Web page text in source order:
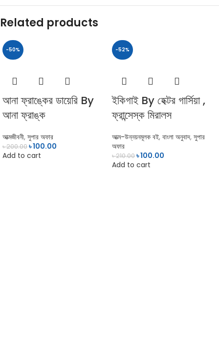
Related products
-50%
আনা ফ্রাঙ্কের ডায়েরি By
আনা ফ্রাঙ্ক
আত্মজীবনী, সুপার অফার
৳200.00৳100.00
Add to cart
-52%
ইকিগাই By হেক্টর গার্সিয়া ,
ফ্রান্সেস্ক মিরালস
আত্ম-উন্নয়নমূলক বই, বাংলা অনুবাদ, সুপার
অফার
৳210.00৳100.00
Add to cart